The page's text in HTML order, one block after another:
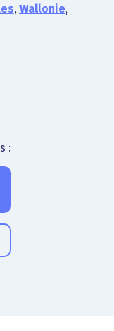
, Wallonie,
: